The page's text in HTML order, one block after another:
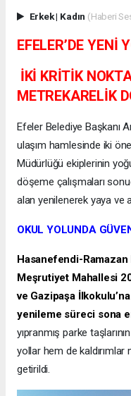
Erkek| Kadın (Haberi
EFELER’DE YENİ
İKİ KRİTİK
METREKARELİK
Efeler Belediye Başkanı
ulaşım hamlesinde iki
Müdürlüğü ekiplerinin
döşeme çalışmaları
alan yenilenerek yaya ve
OKUL YOLUNDA
Hasanefendi-
Meşrutiyet Mahallesi
ve Gazipaşa
yenileme süreci sona
yıpranmış parke
yollar hem de
getirildi.